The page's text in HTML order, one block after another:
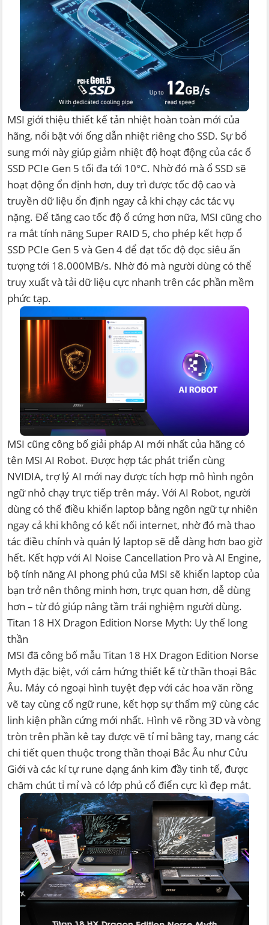
MSI giới thiệu thiết kế tản nhiệt hoàn toàn mới của
hãng, nổi bật với ống dẫn nhiệt riêng cho SSD. Sự bổ
sung mới này giúp giảm nhiệt độ hoạt động của các ổ
SSD PCIe Gen 5 tối đa tới 10°C. Nhờ đó mà ổ SSD sẽ
hoạt động ổn định hơn, duy trì được tốc độ cao và
truyền dữ liệu ổn định ngay cả khi chạy các tác vụ
nặng. Để tăng cao tốc độ ổ cứng hơn nữa, MSI cũng cho
ra mắt tính năng Super RAID 5, cho phép kết hợp ổ
SSD PCIe Gen 5 và Gen 4 để đạt tốc độ đọc siêu ấn
tượng tới 18.000MB/s. Nhờ đó mà người dùng có thể
truy xuất và tải dữ liệu cực nhanh trên các phần mềm
phức tạp.
MSI cũng công bố giải pháp AI mới nhất của hãng có
tên MSI AI Robot. Được hợp tác phát triển cùng
NVIDIA, trợ lý AI mới nay được tích hợp mô hình ngôn
ngữ nhỏ chạy trực tiếp trên máy. Với AI Robot, người
dùng có thể điều khiển laptop bằng ngôn ngữ tự nhiên
ngay cả khi không có kết nối internet, nhờ đó mà thao
tác điều chỉnh và quản lý laptop sẽ dễ dàng hơn bao giờ
hết. Kết hợp với AI Noise Cancellation Pro và AI Engine,
bộ tính năng AI phong phú của MSI sẽ khiến laptop của
bạn trở nên thông minh hơn, trực quan hơn, dễ dùng
hơn – từ đó giúp nâng tầm trải nghiệm người dùng.
Titan 18 HX Dragon Edition Norse Myth: Uy thế long
thần
MSI đã công bố mẫu Titan 18 HX Dragon Edition Norse
Myth đặc biệt, với cảm hứng thiết kế từ thần thoại Bắc
Âu. Máy có ngoại hình tuyệt đẹp với các hoa văn rồng
vẽ tay cùng cổ ngữ rune, kết hợp sự thẩm mỹ cùng các
linh kiện phần cứng mới nhất. Hình vẽ rồng 3D và vòng
tròn trên phần kê tay được vẽ tỉ mỉ bằng tay, mang các
chi tiết quen thuộc trong thần thoại Bắc Âu như Cửu
Giới và các kí tự rune dạng ánh kim đầy tinh tế, được
chăm chút tỉ mỉ và có lớp phủ cổ điển cực kì đẹp mắt.